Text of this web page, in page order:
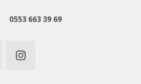
0553 663 39 69